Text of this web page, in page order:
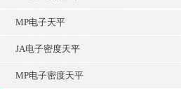
MP电子天平
JA电子密度天平
MP电子密度天平